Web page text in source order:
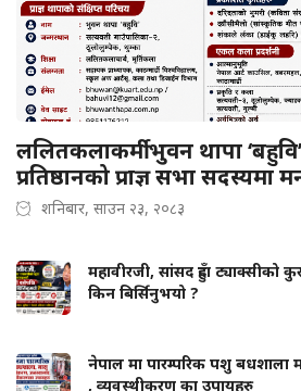
ललितकलाकर्मी भुवन थापा
प्रतिष्ठानको प्राज्ञ सभा सदस्यमा
शनिबार, साउन २३, २०८३
महावीरजी, सांसद हुँदा ट्याक्सीको
किन बिर्सिनुभयो ?
नेपाल मा पारम्परिक पशु बधशाला
, व्यवस्थीकरण का उपायहरु